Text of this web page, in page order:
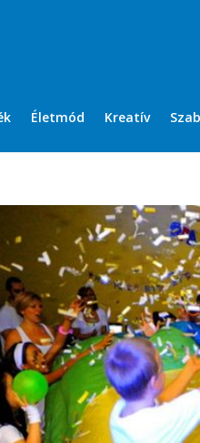
Életmód Kreatív